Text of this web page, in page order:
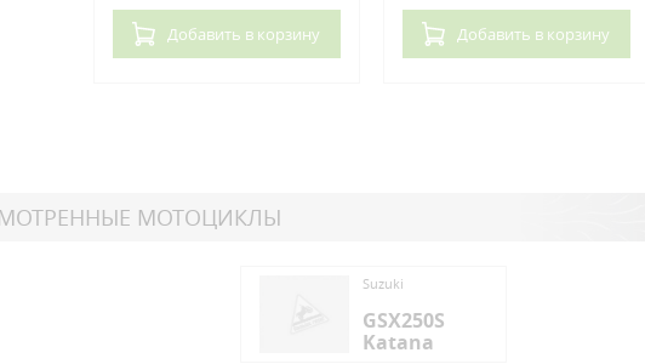
Добавить в корзину Добавить в корзину
МОТОЦИКЛЫ
Suzuki
GSX250S
Katana